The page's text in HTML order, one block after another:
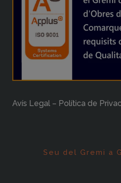
Avís Legal – Política de
Seu del Gremi a